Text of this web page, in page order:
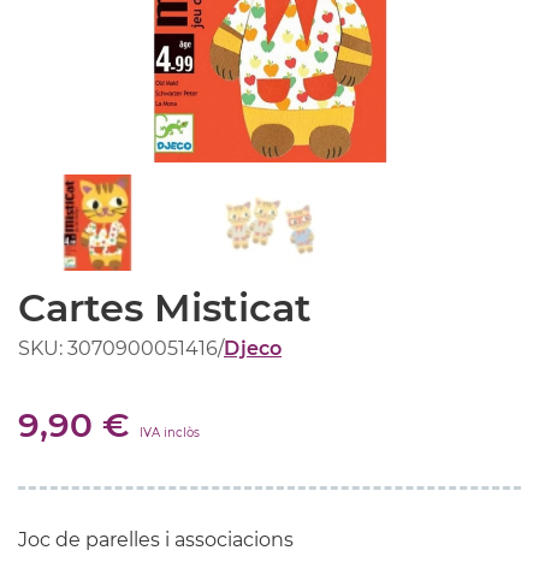
Cartes Misticat
SKU: 3070900051416/Djeco
9,90 € IVA inclòs
Joc de parelles i associacions